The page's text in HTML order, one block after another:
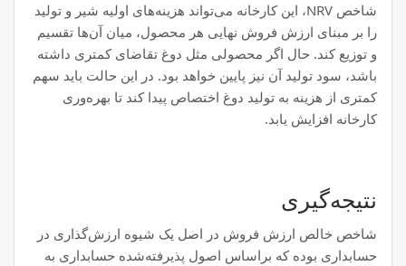
شاخص NRV، این کارخانه می‌تواند هزینه‌های اولیه شیر و تولید
را بر مبنای ارزش فروش نهایی هر محصول، میان آن‌ها تقسیم
و توزیع کند. حال اگر محصولی مثل دوغ تقاضای کمتری داشته
باشد، سود تولید آن نیز پایین خواهد بود. در این حالت باید سهم
کمتری از هزینه به تولید دوغ اختصاص پیدا کند تا بهره‌وری
کارخانه افزایش یابد.
نتیجه‌گیری
شاخص خالص ارزش فروش در اصل یک شیوه ارزش‌گذاری در
حسابداری بوده که براساس اصول پذیرفته‌شده حسابداری به